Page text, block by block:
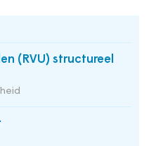
(RVU) structureel